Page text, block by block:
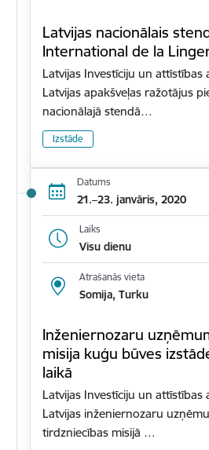
Latvijas nacionālais
International de la
Latvijas Investīciju un attīstības
Latvijas apakšveļas ražotājus
nacionālajā stendā…
Izstāde
Datums
21.–23. janvāris, 2020
Laiks
Visu dienu
Atrašanās vieta
Somija, Turku
Inženiernozaru
misija kuģu būves
laikā
Latvijas Investīciju un attīstības
Latvijas inženiernozaru
tirdzniecības misijā …